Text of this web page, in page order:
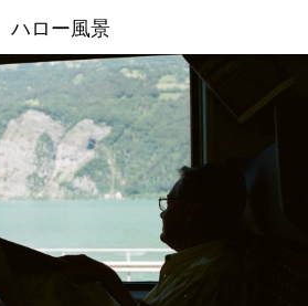
ハロー風景